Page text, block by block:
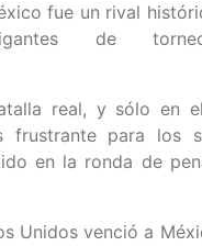
fue un rival
de
real, y sólo en
frustrante para los
en la ronda de
Unidos venció a